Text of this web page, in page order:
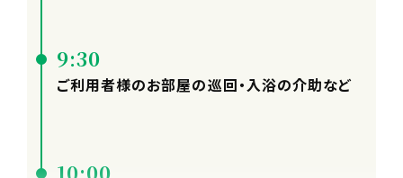
9:30
ご利用者様のお部屋の巡回・入浴の介助など
10:00